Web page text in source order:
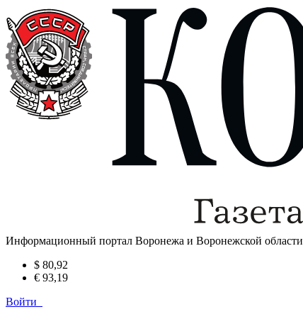
Информационный портал Воронежа и Воронежской области
$ 80,92
€ 93,19
Войти